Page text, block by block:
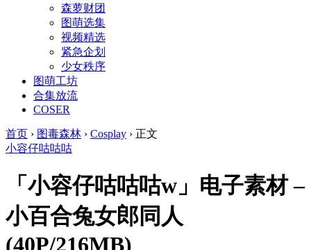
森萝财团
图萌选集
视频精选
紧急企划
少女秩序
图萌工坊
合集放流
COSER
首页 › 图毒森林 › Cosplay › 正文
小容仔咕咕咕
「小容仔咕咕咕w」电子素材 –
小百合兔女郎同人
(40P/216MB)